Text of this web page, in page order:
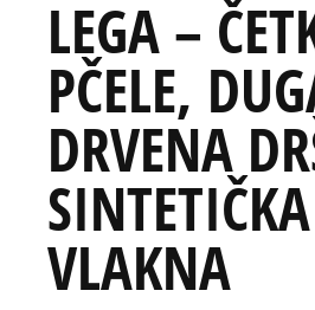
LEGA –
PČELE,
DRVENA
SINTETIČKA
VLAKNA